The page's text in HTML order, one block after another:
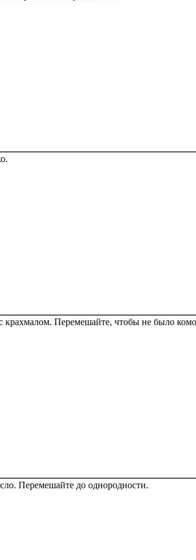
крахмалом. Перемешайте, чтобы не было
Перемешайте до однородности.